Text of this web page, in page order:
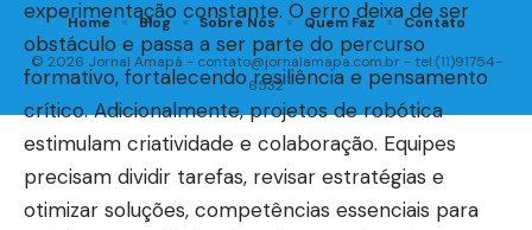
experimentação constante. O erro deixa de ser
obstáculo e passa a ser parte do percurso
formativo, fortalecendo resiliência e pensamento
crítico. Adicionalmente, projetos de robótica
estimulam criatividade e colaboração. Equipes
precisam dividir tarefas, revisar estratégias e
otimizar soluções, competências essenciais para
que desgasta foco e raciocínio. A mente muda de
uma demanda para outra, responde mensagens,
retoma documentos e decide prioridades sem
pausa, e essa sequência cria a sensação de
produtividade. Contudo, o custo aparece na
qualidade: mais erros, mais retrabalho e menor
clareza para concluir o que realmente importa.